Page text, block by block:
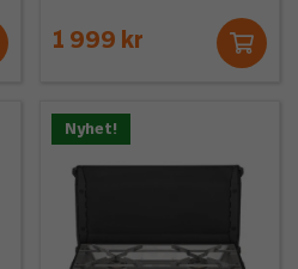
1 999 kr
Nyhet!